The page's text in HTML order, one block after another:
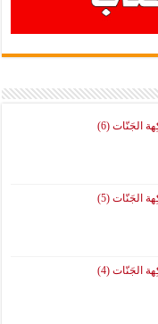
الجَنّات (6)
الجَنّات (5)
الجَنّات (4)